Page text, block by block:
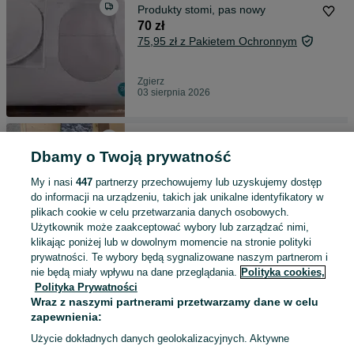
Produkty stomi, pas nowy
70 zł
75,95 zł z Pakietem Ochronnym
Zgierz
03 sierpnia 2026
70 zł
Zgierz
01 sierpnia 2026
XXL / 56
Sprzedam wędkę używaną
56 zł z Pakietem Ochronnym
Dbamy o Twoją prywatność
My i nasi 447partnerzy przechowujemy lub uzyskujemy dostęp
do informacji na urządzeniu, takich jak unikalne identyfikatory w
plikach cookie w celu przetwarzania danych osobowych.
Użytkownik może zaakceptować wybory lub zarządzać nimi,
klikając poniżej lub w dowolnym momencie na stronie polityki
prywatności. Te wybory będą sygnalizowane naszym partnerom i
nie będą miały wpływu na dane przeglądania. Polityka cookies,
Polityka Prywatności
Wraz z naszymi partnerami przetwarzamy dane w celu
zapewnienia:
Użycie dokładnych danych geolokalizacyjnych. Aktywne